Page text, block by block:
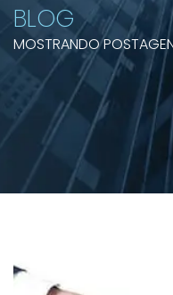
BLOG
MOSTRANDO